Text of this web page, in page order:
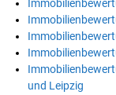
und Leipzig